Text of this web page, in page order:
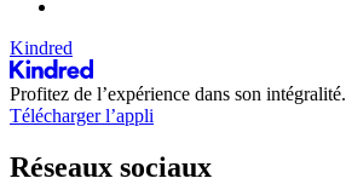
Kindred
Profitez de l’expérience dans son intégralité.
Télécharger l’appli
Réseaux sociaux